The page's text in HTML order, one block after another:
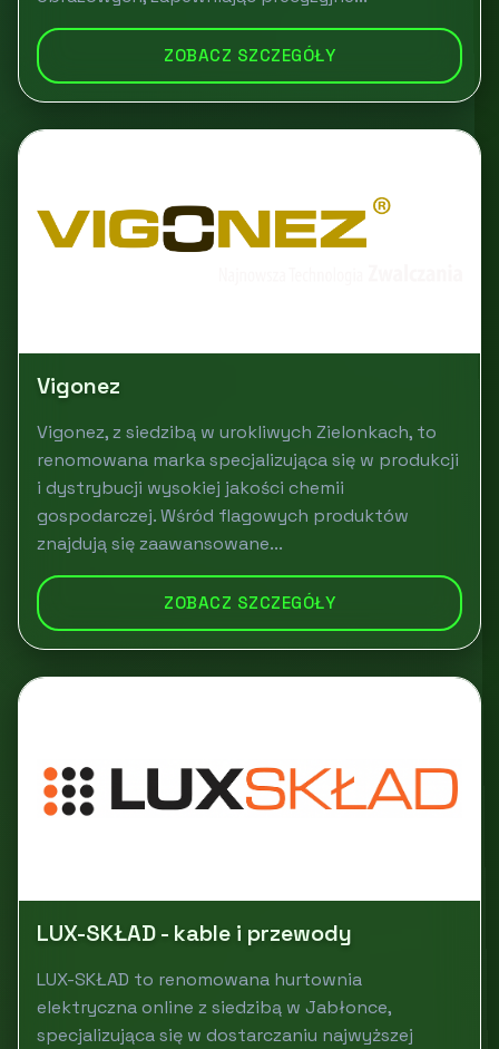
ZOBACZ SZCZEGÓŁY
Vigonez
Vigonez, z siedzibą w urokliwych Zielonkach, to
renomowana marka specjalizująca się w produkcji
i dystrybucji wysokiej jakości chemii
gospodarczej. Wśród flagowych produktów
znajdują się zaawansowane...
ZOBACZ SZCZEGÓŁY
LUX-SKŁAD - kable i przewody
LUX-SKŁAD to renomowana hurtownia
elektryczna online z siedzibą w Jabłonce,
specjalizująca się w dostarczaniu najwyższej